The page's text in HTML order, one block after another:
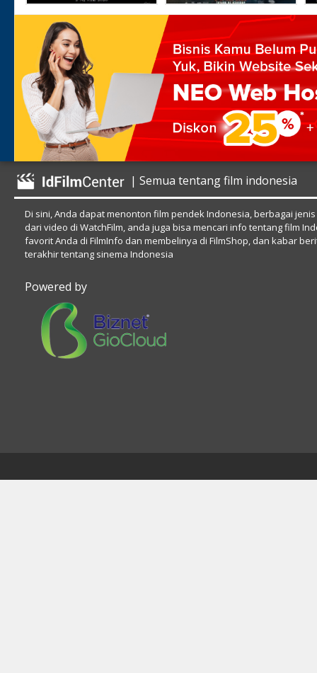
| Semua tentang film indonesia
Di sini, Anda dapat menonton film pendek Indonesia, berbagai
dari video di WatchFilm, anda juga bisa mencari info tentang film
favorit Anda di FilmInfo dan membelinya di FilmShop, dan kabar
terakhir tentang sinema Indonesia
Powered by